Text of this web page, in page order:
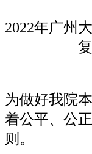
2022年广州
为做好我院
着公平、公
则。